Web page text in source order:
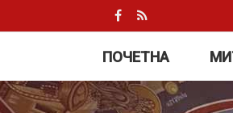
ПОЧЕТНА